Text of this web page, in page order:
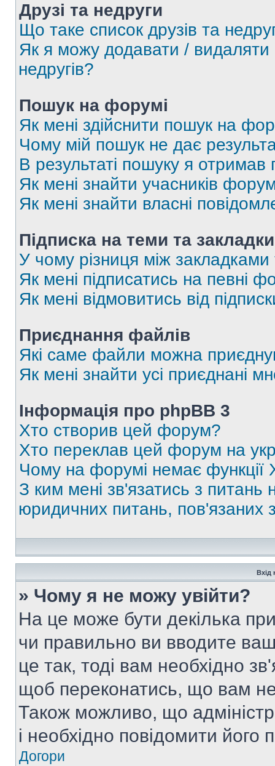
Друзі та недруги
Що таке список друзів та
Як я можу додавати / видаляти
недругів?
Пошук на форумі
Як мені здійснити пошук на
Чому мій пошук не дає
В результаті пошуку я отримав
Як мені знайти учасників
Як мені знайти власні
Підписка на теми та закладки
У чому різниця між закладками
Як мені підписатись на певні
Як мені відмовитись від
Приєднання файлів
Які саме файли можна
Як мені знайти усі приєднані
Інформація про phpBB 3
Хто створив цей форум?
Хто переклав цей форум на
Чому на форумі немає функції
З ким мені зв'язатись з питань
юридичних питань,
Вхід
» Чому я не можу увійти?
На це може бути декілька
чи правильно ви вводите
це так, тоді вам необхідно
щоб переконатись, що вам
Також можливо, що
і необхідно повідомити
Догори